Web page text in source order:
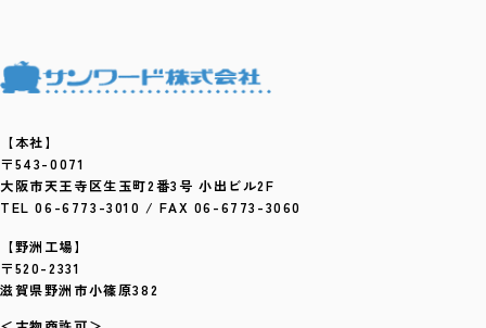
【本社】
〒543-0071
大阪市天王寺区生玉町2番3号 小出ビル2F
TEL 06-6773-3010 / FAX 06-6773-3060
【野洲工場】
〒520-2331
滋賀県野洲市小篠原382